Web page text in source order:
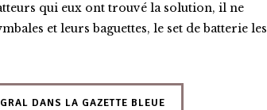
qui eux ont trouvé la solution, il ne
et leurs baguettes, le set de batterie les
DANS LA GAZETTE BLEUE